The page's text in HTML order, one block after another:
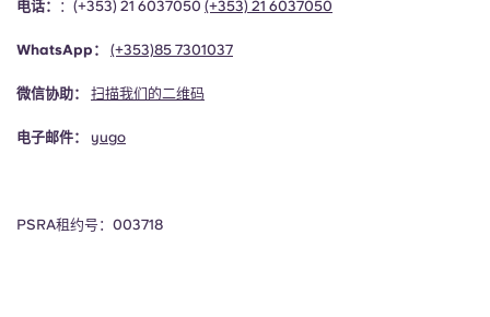
电话： ：(+353) 21 6037050 (+353) 21 6037050
WhatsApp： (+353)85 7301037
微信协助： 扫描我们的二维码
电子邮件： yugo
PSRA租约号：003718